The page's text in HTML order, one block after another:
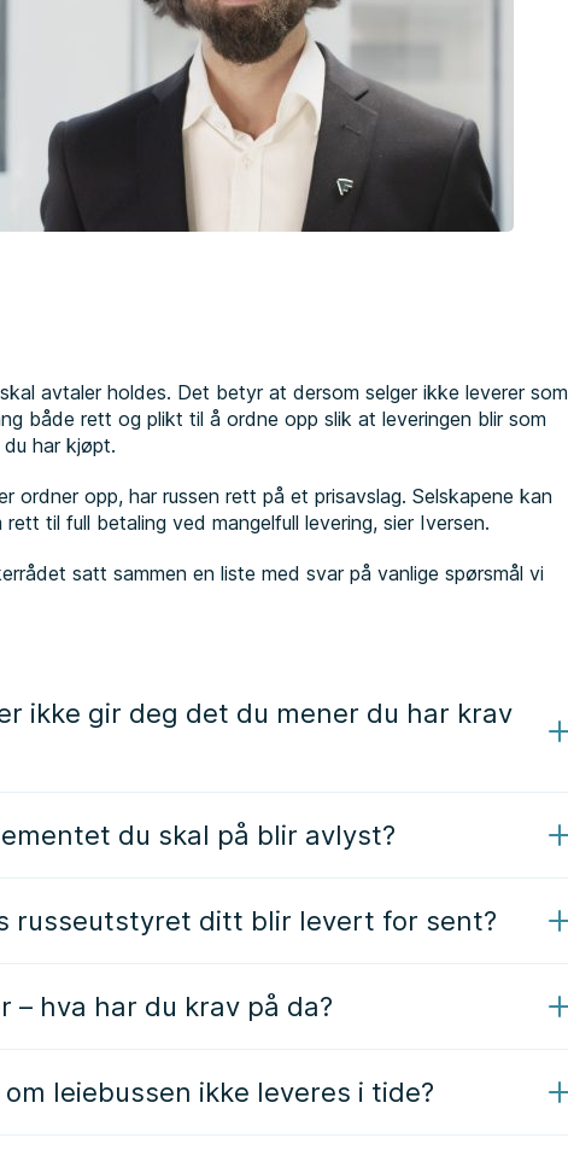
avtaler holdes. Det betyr at dersom selger ikke leverer som
både rett og plikt til å ordne opp slik at leveringen blir som
har kjøpt.
ordner opp, har russen rett på et prisavslag. Selskapene kan
til full betaling ved mangelfull levering, sier Iversen.
satt sammen en liste med svar på vanlige spørsmål vi
ikke gir deg det du mener du har krav
du skal på blir avlyst?
russeutstyret ditt blir levert for sent?
– hva har du krav på da?
leiebussen ikke leveres i tide?